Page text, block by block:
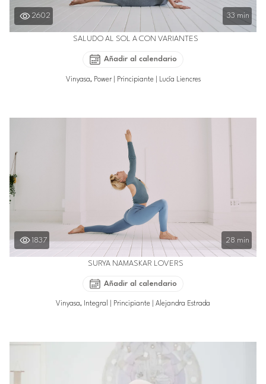
2602 33 min
SALUDO AL SOL A CON VARIANTES
Añadir al calendario
Vinyasa, Power Principiante Lucía Liencres
1837 28 min
SURYA NAMASKAR LOVERS
Añadir al calendario
Vinyasa, Integral Principiante Alejandra Estrada